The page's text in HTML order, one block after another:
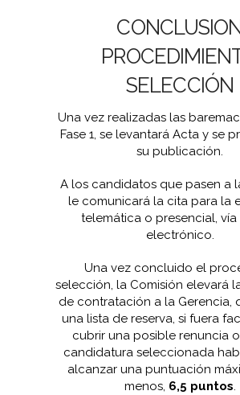
SELECCIÓN
Una vez realizadas las
Fase 1, se levantará Acta y se
su publicación.
A los candidatos que pasen a
le comunicará la cita para la
telemática o presencial,
electrónico.
Una vez concluido el
selección, la Comisión elevará
de contratación a la Gerencia,
una lista de reserva, si fuera
cubrir una posible renuncia
candidatura seleccionada
alcanzar una puntuación
menos, 6,5 puntos.